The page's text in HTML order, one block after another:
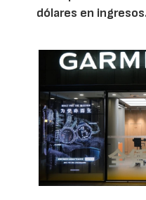
dólares en